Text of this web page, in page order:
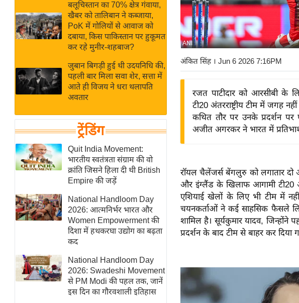
Hindi
Videos
क्रिकेट
IPL
2026
ई-पेपर
मिसाल बेमिसाल
शख्सियत
यंग इंडिया
साहित्य जगत
ऑटो वर्ल्ड
न्यूज ब्रीफ
मनोरंजन जगत
बॉलीवुड
हॉलीवुड
फिल्म समीक्षा
Breaking
News
लाइफस्टाइल
टेक्नॉलॉजी
बलूचिस्तान का 70% क्षेत्र गंवाया,
खैबर को तालिबान ने कब्जाया,
PoK में गोलियों से आवाज को
दबाया, किस पाकिस्तान पर हुकूमत
कर रहे मुनीर-शहबाज?
जुबान बिगड़ी हुई थी उदयनिधि की,
पहली बार मिला सवा शेर, सत्ता में
आते ही विजय ने धरा थलापति
अवतार
ट्रेंडिंग
Quit India Movement:
भारतीय स्वतंत्रता संग्राम की वो
क्रांति जिसने हिला दी थी British
Empire की जड़ें
National Handloom Day
2026: आत्मनिर्भर भारत और
Women Empowerment की
दिशा में हथकरघा उद्योग का बढ़ता
कद
National Handloom Day
2026: Swadeshi Movement
से PM Modi की पहल तक, जानें
इस दिन का गौरवशाली इतिहास
ANI
अंकित सिंह। Jun 6 2026 7:16PM
रजत पाटीदार को आरसीबी के
टी20 अंतरराष्ट्रीय टीम में जगह
कथित तौर पर उनके प्रदर्शन
अजीत अगरकर ने भारत में
रॉयल चैलेंजर्स बेंगलुरु को लगातार
और इंग्लैंड के खिलाफ आगामी टी20
एशियाई खेलों के लिए भी टीम में
चयनकर्ताओं ने कई साहसिक फैसले
शामिल है। सूर्यकुमार यादव,
प्रदर्शन के बाद टीम से बाहर कर दिया